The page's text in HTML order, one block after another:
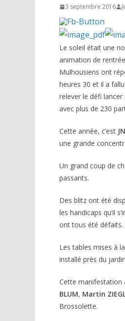
3 septembre 2016
Le soleil était une
animation de
Mulhousiens ont
heures 30 et il a
relever le défi
avec plus de 230
Cette année, c’est JN
une grande
Un grand coup de
passants.
Des blitz ont été
les handicaps qu’il
ont tous été défaits.
Les tables mises à
installé près du
Cette manifestation
BLUM, Martin
Brossolette.